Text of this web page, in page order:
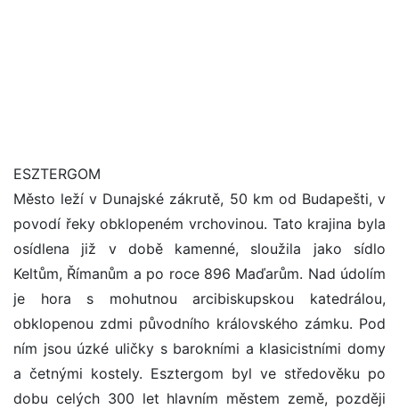
ESZTERGOM
Město leží v Dunajské zákrutě, 50 km od Budapešti, v
povodí řeky obklopeném vrchovinou. Tato krajina byla
osídlena již v době kamenné, sloužila jako sídlo
Keltům, Římanům a po roce 896 Maďarům. Nad údolím
je hora s mohutnou arcibiskupskou katedrálou,
obklopenou zdmi původního královského zámku. Pod
ním jsou úzké uličky s barokními a klasicistními domy
a četnými kostely. Esztergom byl ve středověku po
dobu celých 300 let hlavním městem země, později